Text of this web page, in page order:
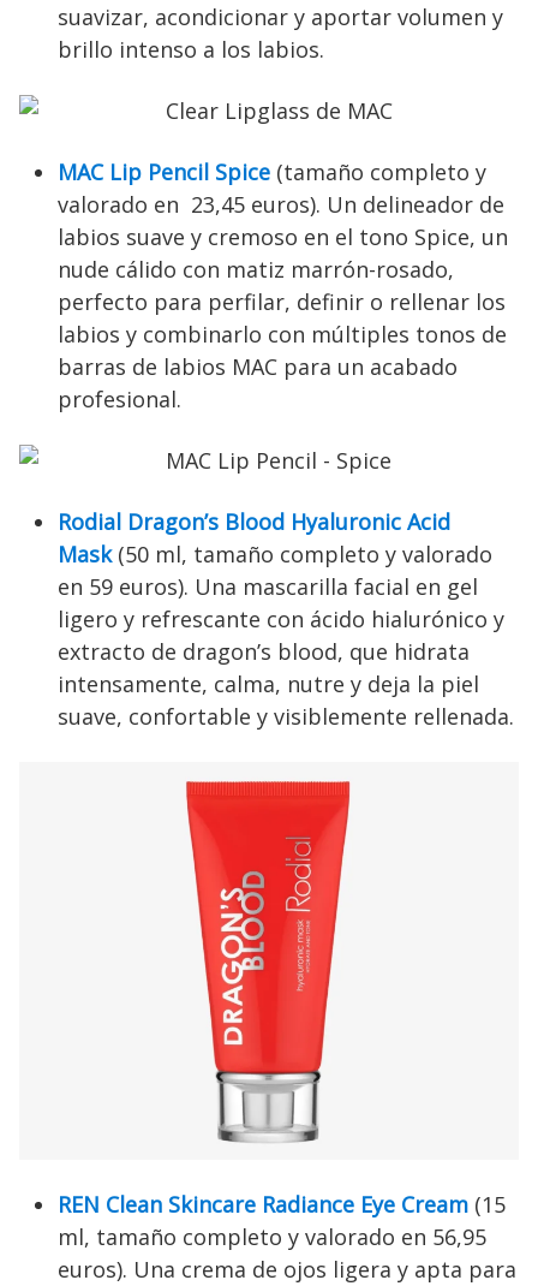
suavizar, acondicionar y aportar volumen y
brillo intenso a los labios.
MAC Lip Pencil Spice (tamaño completo y
valorado en 23,45 euros). Un delineador de
labios suave y cremoso en el tono Spice, un
nude cálido con matiz marrón-rosado,
perfecto para perfilar, definir o rellenar los
labios y combinarlo con múltiples tonos de
barras de labios MAC para un acabado
profesional.
Rodial Dragon’s Blood Hyaluronic Acid
Mask(50 ml, tamaño completo y valorado
en 59 euros). Una mascarilla facial en gel
ligero y refrescante con ácido hialurónico y
extracto de dragon’s blood, que hidrata
intensamente, calma, nutre y deja la piel
suave, confortable y visiblemente rellenada.
REN Clean Skincare Radiance Eye Cream (15
ml, tamaño completo y valorado en 56,95
euros). Una crema de ojos ligera y apta para